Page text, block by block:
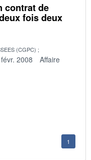
contrat de
fois deux
(CGPC)
2008
Affaire
1